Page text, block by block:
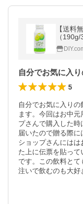
【送料
（
5
自分でお気に入り
ます。今回はお中
プさんで購入した
届いたので贈る際
ショップさんには
た上に伝票を貼っ
です。この飲料と
注いで飲むのも大好